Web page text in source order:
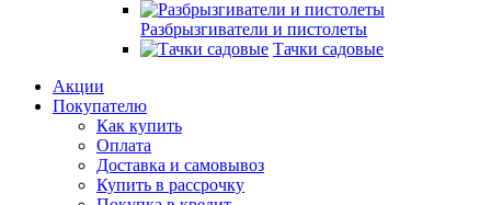
Разбрызгиватели и пистолеты
Тачки садовые
Акции
Покупателю
Как купить
Оплата
Доставка и самовывоз
Купить в рассрочку